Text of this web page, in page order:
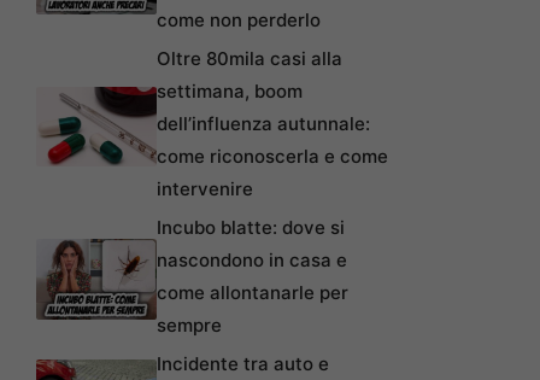
come non perderlo
Oltre 80mila casi alla
settimana, boom
dell’influenza autunnale:
come riconoscerla e come
intervenire
Incubo blatte: dove si
nascondono in casa e
come allontanarle per
sempre
Incidente tra auto e